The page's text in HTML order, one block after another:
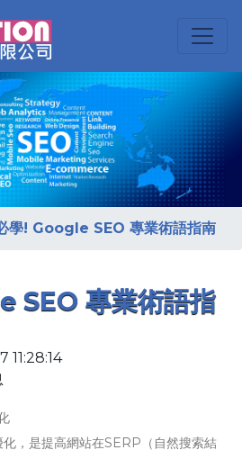
學! Google SEO 專業術語指南
SEO 專業術語指
11:28:14
，是提高網站在SERP（自然搜索結